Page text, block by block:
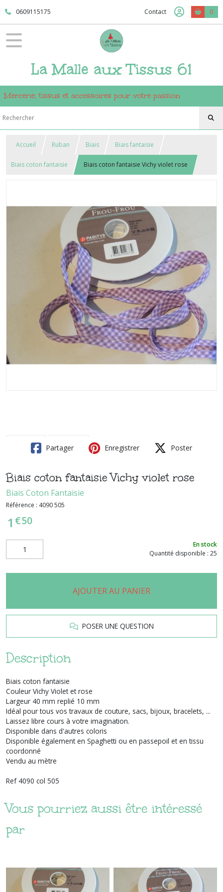
0609115175 Contact 0
La Malle aux Tissus 61
Mercerie, tissus et accessoires pour votre passion
Accueil Ruban Biais Biais fantaisie
Biais coton fantaisie Biais coton fantaisie Vichy violet rose
Partager Enregistrer Poster
Biais coton fantaisie Vichy violet rose
Biais Coton Fantaisie
Référence : 4090 505
1 €50
En stock
Quantité disponible : 25
AJOUTER AU PANIER
POSER UNE QUESTION
Description
Biais coton fantaisie
Couleur Vichy Violet et rose
Largeur 40 mm replié 10 mm
Idéal pour tous vos travaux de couture, sacs, bijoux, bracelets, ...
Laissez libre cours à votre imagination.
Disponible dans d'autres coloris
Disponible également en Spaghetti ou en passepoil et en tissu
coordonné
Vendu au mètre
Ref 4090 col 505
Vous pourriez aussi être intéressé
par